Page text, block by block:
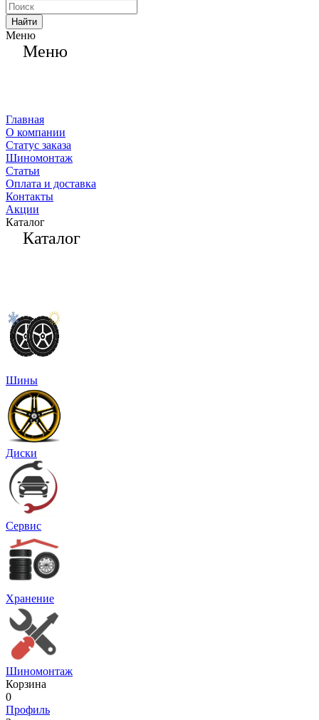
Найти
Меню
Меню
Главная
О компании
Статус заказа
Шиномонтаж
Статьи
Оплата и доставка
Контакты
Акции
Каталог
Каталог
Шины
Диски
Сервис
Хранение
Шиномонтаж
Корзина
0
Профиль